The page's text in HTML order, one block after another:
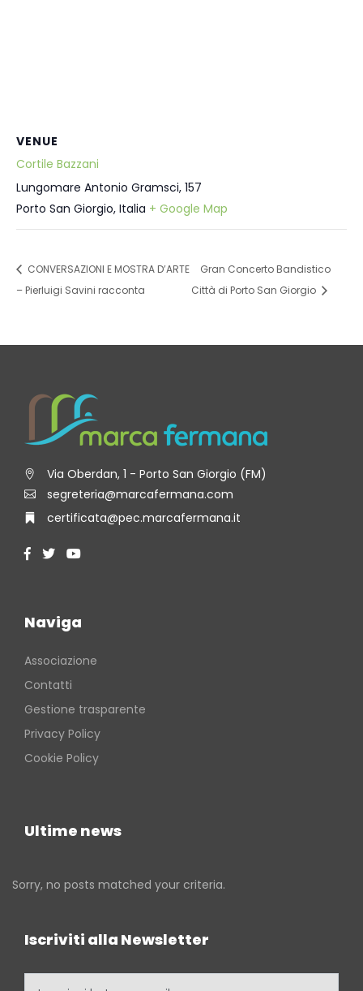
VENUE
Cortile Bazzani
Lungomare Antonio Gramsci, 157
Porto San Giorgio, Italia + Google Map
CONVERSAZIONI E MOSTRA D’ARTE
– Pierluigi Savini racconta
Gran Concerto Bandistico
Città di Porto San Giorgio
Via Oberdan, 1 - Porto San Giorgio (FM)
segreteria@marcafermana.com
certificata@pec.marcafermana.it
Naviga
Associazione
Contatti
Gestione trasparente
Privacy Policy
Cookie Policy
Ultime news
Sorry, no posts matched your criteria.
Iscriviti alla Newsletter